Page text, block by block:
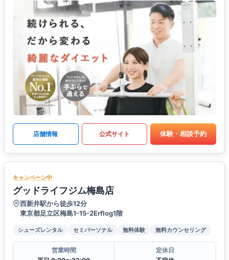
店舗情報 公式サイト 体験・相談予約
キャンペーン中
グッドライフジム梅島店
西新井駅から徒歩12分
東京都足立区梅島1-15-2Erflog1階
シューズレンタル セミパーソナル 無料体験 無料カウンセリング
営業時間
定休日